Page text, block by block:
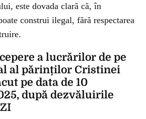
este dovada clară că, în
construi ilegal, fără respectarea
a lucrărilor de pe
al părinților Cristinei
pe data de 10
după dezvăluirile